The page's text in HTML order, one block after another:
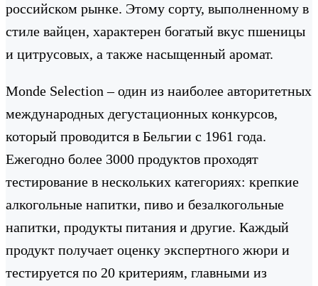
российском рынке. Этому сорту, выполненному в
стиле вайцен, характерен богатый вкус пшеницы
и цитрусовых, а также насыщенный аромат.
Monde Selection – один из наиболее авторитетных
международных дегустационных конкурсов,
который проводится в Бельгии с 1961 года.
Ежегодно более 3000 продуктов проходят
тестирование в нескольких категориях: крепкие
алкогольные напитки, пиво и безалкогольные
напитки, продукты питания и другие. Каждый
продукт получает оценку экспертного жюри и
тестируется по 20 критериям, главными из